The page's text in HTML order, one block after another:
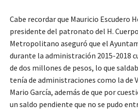
Cabe recordar que Mauricio Escudero
presidente del patronato del H.
Metropolitano aseguró que el
durante la administración 2015-2018
de dos millones de pesos, lo que
tenía de administraciones como la de
Mario García, además de que por
un saldo pendiente que no se pudo